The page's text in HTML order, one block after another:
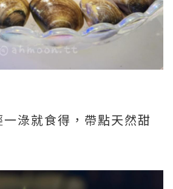
淥就食得，帶點天然甜